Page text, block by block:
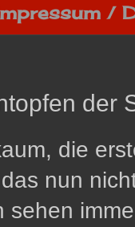
/
der
die
nun
sehen